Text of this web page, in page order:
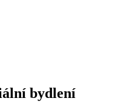
bydlení